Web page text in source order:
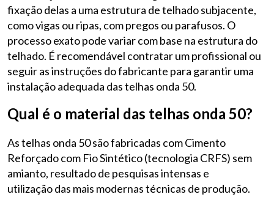
fixação delas a uma estrutura de telhado subjacente,
como vigas ou ripas, com pregos ou parafusos. O
processo exato pode variar com base na estrutura do
telhado. É recomendável contratar um profissional ou
seguir as instruções do fabricante para garantir uma
instalação adequada das telhas onda 50.
Qual é o material das telhas onda 50?
As telhas onda 50 são fabricadas com Cimento
Reforçado com Fio Sintético (tecnologia CRFS) sem
amianto, resultado de pesquisas intensas e
utilização das mais modernas técnicas de produção.